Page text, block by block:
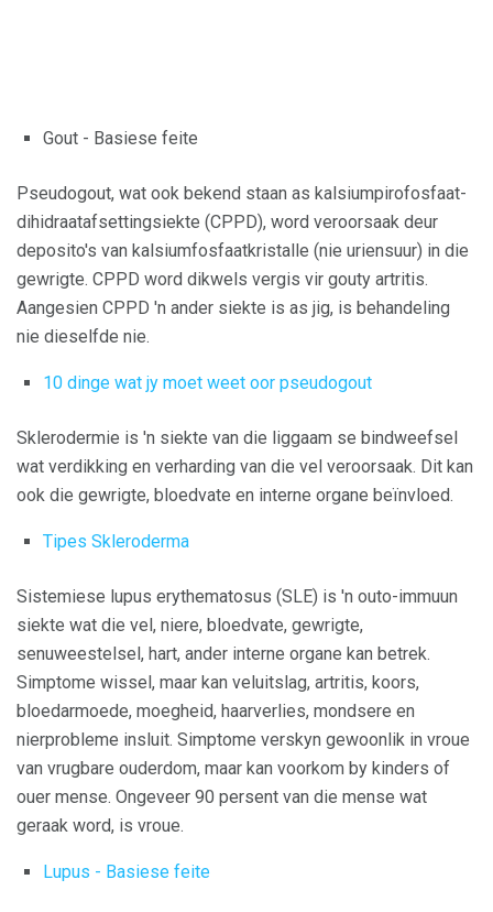
Gout - Basiese feite
Pseudogout, wat ook bekend staan ​​as kalsiumpirofosfaat-
dihidraatafsettingsiekte (CPPD), word veroorsaak deur
deposito's van kalsiumfosfaatkristalle (nie uriensuur) in die
gewrigte. CPPD word dikwels vergis vir gouty artritis.
Aangesien CPPD 'n ander siekte is as jig, is behandeling
nie dieselfde nie.
10 dinge wat jy moet weet oor pseudogout
Sklerodermie is 'n siekte van die liggaam se bindweefsel
wat verdikking en verharding van die vel veroorsaak. Dit kan
ook die gewrigte, bloedvate en interne organe beïnvloed.
Tipes Skleroderma
Sistemiese lupus erythematosus (SLE) is 'n outo-immuun
siekte wat die vel, niere, bloedvate, gewrigte,
senuweestelsel, hart, ander interne organe kan betrek.
Simptome wissel, maar kan veluitslag, artritis, koors,
bloedarmoede, moegheid, haarverlies, mondsere en
nierprobleme insluit. Simptome verskyn gewoonlik in vroue
van vrugbare ouderdom, maar kan voorkom by kinders of
ouer mense. Ongeveer 90 persent van die mense wat
geraak word, is vroue.
Lupus - Basiese feite